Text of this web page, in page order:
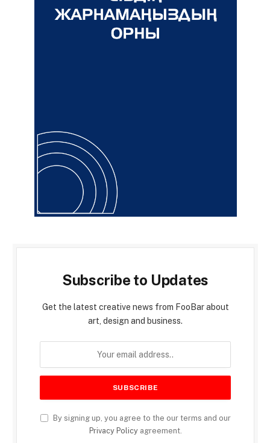
Subscribe to Updates
Get the latest creative news from FooBar about
art, design and business.
By signing up, you agree to the our terms and our
Privacy Policyagreement.